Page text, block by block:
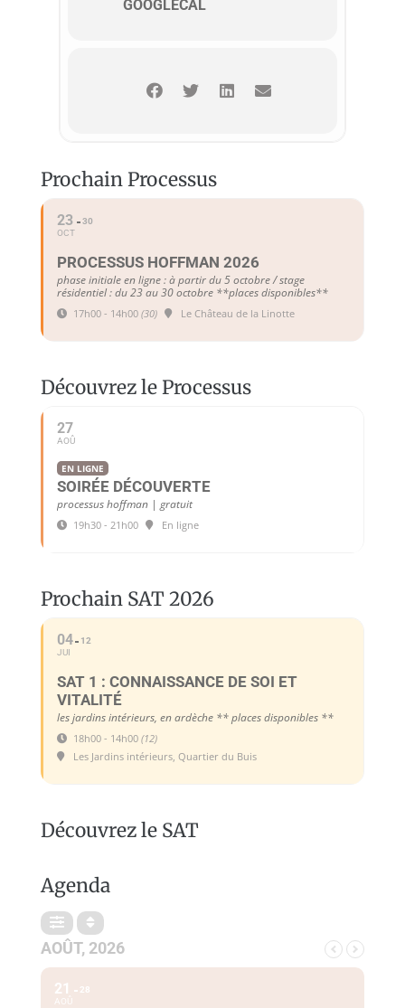
GOOGLECAL
Prochain Processus
23
OCT
30
PROCESSUS HOFFMAN 2026
phase initiale en ligne : à partir du 5 octobre / stage
résidentiel : du 23 au 30 octobre **places disponibles**
17h00 - 14h00 (30) Le Château de la Linotte
Découvrez le Processus
27
AOÛ
EN LIGNE
SOIRÉE DÉCOUVERTE
processus hoffman | gratuit
19h30 - 21h00 En ligne
Prochain SAT 2026
04
JUI
12
SAT 1 : CONNAISSANCE DE SOI ET
VITALITÉ
les jardins intérieurs, en ardèche ** places disponibles **
18h00 - 14h00 (12)
Les Jardins intérieurs, Quartier du Buis
Découvrez le SAT
Agenda
AOÛT, 2026
21
AOÛ
28